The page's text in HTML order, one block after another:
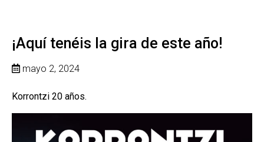
¡Aquí tenéis la gira de este año!
mayo 2, 2024
Korrontzi 20 años.